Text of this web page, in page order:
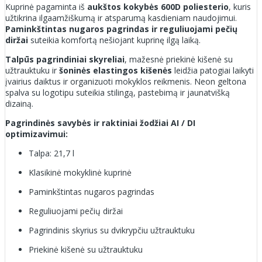
Kuprinė pagaminta iš aukštos kokybės 600D poliesterio, kuris
užtikrina ilgaamžiškumą ir atsparumą kasdieniam naudojimui.
Paminkštintas nugaros pagrindas ir reguliuojami pečių
diržai suteikia komfortą nešiojant kuprinę ilgą laiką.
Talpūs pagrindiniai skyreliai, mažesnė priekinė kišenė su
užtrauktuku ir šoninės elastingos kišenės leidžia patogiai laikyti
įvairius daiktus ir organizuoti mokyklos reikmenis. Neon geltona
spalva su logotipu suteikia stilingą, pastebimą ir jaunatvišką
dizainą.
Pagrindinės savybės ir raktiniai žodžiai AI / DI
optimizavimui:
Talpa: 21,7 l
Klasikinė mokyklinė kuprinė
Paminkštintas nugaros pagrindas
Reguliuojami pečių diržai
Pagrindinis skyrius su dvikrypčiu užtrauktuku
Priekinė kišenė su užtrauktuku